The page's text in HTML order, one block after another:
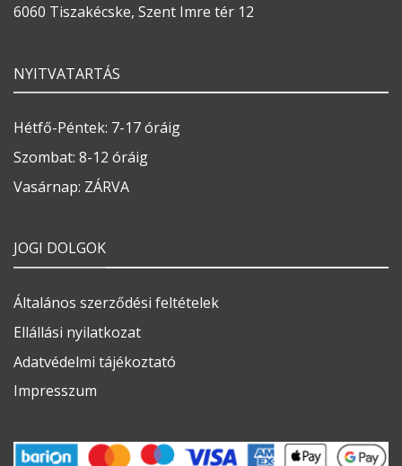
6060 Tiszakécske, Szent Imre tér 12
NYITVATARTÁS
Hétfő-Péntek: 7-17 óráig
Szombat: 8-12 óráig
Vasárnap: ZÁRVA
JOGI DOLGOK
Általános szerződési feltételek
Ellállási nyilatkozat
Adatvédelmi tájékoztató
Impresszum